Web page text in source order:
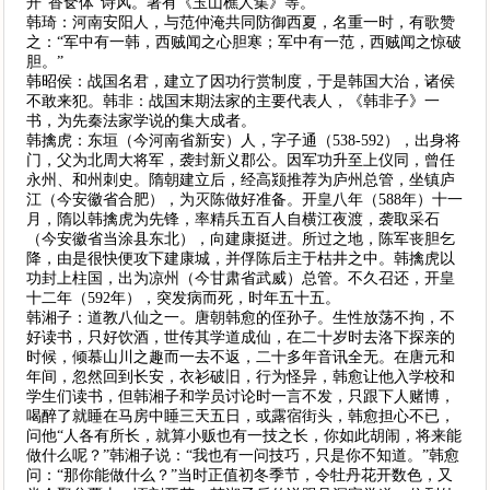
韩琦：河南安阳人，与范仲淹共同防御西夏，名重一时，有歌赞
之：“军中有一韩，西贼闻之心胆寒；军中有一范，西贼闻之惊破
胆。”
韩昭侯：战国名君，建立了因功行赏制度，于是韩国大治，诸侯
不敢来犯。韩非：战国末期法家的主要代表人，《韩非子》一
书，为先秦法家学说的集大成者。
韩擒虎：东垣（今河南省新安）人，字子通（538-592），出身将
门，父为北周大将军，袭封新义郡公。因军功升至上仪同，曾任
永州、和州刺史。隋朝建立后，经高颎推荐为庐州总管，坐镇庐
江（今安徽省合肥），为灭陈做好准备。开皇八年（588年）十一
月，隋以韩擒虎为先锋，率精兵五百人自横江夜渡，袭取采石
（今安徽省当涂县东北），向建康挺进。所过之地，陈军丧胆乞
降，由是很快便攻下建康城，并俘陈后主于枯井之中。韩擒虎以
功封上柱国，出为凉州（今甘肃省武威）总管。不久召还，开皇
十二年（592年），突发病而死，时年五十五。
韩湘子：道教八仙之一。唐朝韩愈的侄孙子。生性放荡不拘，不
好读书，只好饮酒，世传其学道成仙，在二十岁时去洛下探亲的
时候，倾慕山川之趣而一去不返，二十多年音讯全无。在唐元和
年间，忽然回到长安，衣衫破旧，行为怪异，韩愈让他入学校和
学生们读书，但韩湘子和学员讨论时一言不发，只跟下人赌博，
喝醉了就睡在马房中睡三天五日，或露宿街头，韩愈担心不已，
问他“人各有所长，就算小贩也有一技之长，你如此胡闹，将来能
做什么呢？”韩湘子说：“我也有一问技巧，只是你不知道。”韩愈
问：“那你能做什么？”当时正值初冬季节，令牡丹花开数色，又